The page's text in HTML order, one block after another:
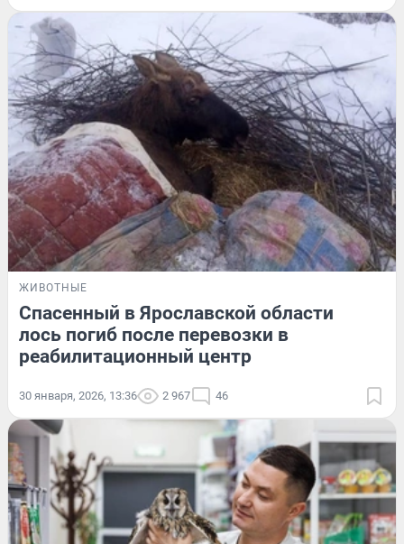
ЖИВОТНЫЕ
Спасенный в Ярославской области
лось погиб после перевозки в
реабилитационный центр
30 января, 2026, 13:36 2 967 46